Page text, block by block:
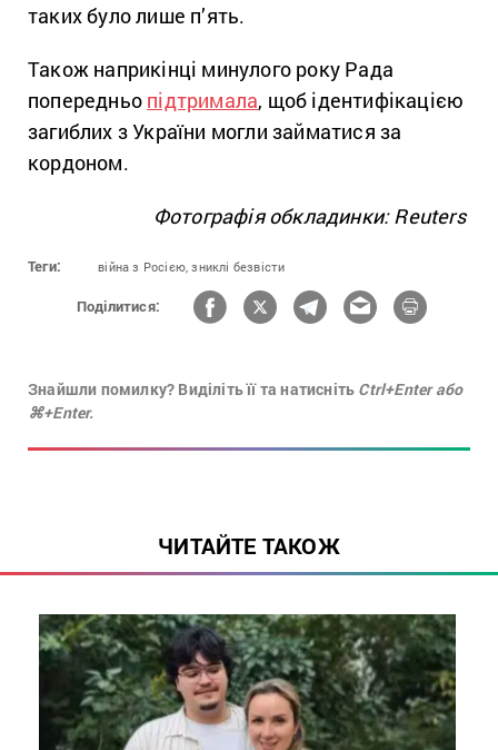
таких було лише п’ять.
Також наприкінці минулого року Рада
попередньо підтримала, щоб ідентифікацією
загиблих з України могли займатися за
кордоном.
Фотографія обкладинки: Reuters
Теги: війна з Росією, зниклі безвісти
Поділитися:
Знайшли помилку? Виділіть її та натисніть Ctrl+Enter або
⌘+Enter.
ЧИТАЙТЕ ТАКОЖ